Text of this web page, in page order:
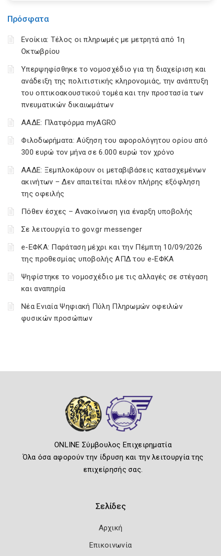
Πρόσφατα
Ενοίκια: Τέλος οι πληρωμές με μετρητά από 1η
Οκτωβρίου
Υπερψηφίσθηκε το νομοσχέδιο για τη διαχείριση και
ανάδειξη της πολιτιστικής κληρονομιάς, την ανάπτυξη
του οπτικοακουστικού τομέα και την προστασία των
πνευματικών δικαιωμάτων
ΑΑΔΕ: Πλατφόρμα myAGRO
Φιλοδωρήματα: Αύξηση του αφορολόγητου ορίου από
300 ευρώ τον μήνα σε 6.000 ευρώ τον χρόνο
ΑΑΔΕ: Ξεμπλοκάρουν οι μεταβιβάσεις κατασχεμένων
ακινήτων – Δεν απαιτείται πλέον πλήρης εξόφληση
της οφειλής
Πόθεν έσχες – Ανακοίνωση για έναρξη υποβολής
Σε λειτουργία το gov.gr messenger
e-ΕΦΚΑ: Παράταση μέχρι και την Πέμπτη 10/09/2026
της προθεσμίας υποβολής ΑΠΔ του e-ΕΦΚΑ
Ψηφίστηκε το νομοσχέδιο με τις αλλαγές σε στέγαση
και αναπηρία
Νέα Ενιαία Ψηφιακή Πύλη Πληρωμών οφειλών
φυσικών προσώπων
ONLINE Σύμβουλος Επιχειρηματία
Όλα όσα αφορούν την ίδρυση και την λειτουργία της
επιχείρησής σας.
Σελίδες
Αρχική
Επικοινωνία